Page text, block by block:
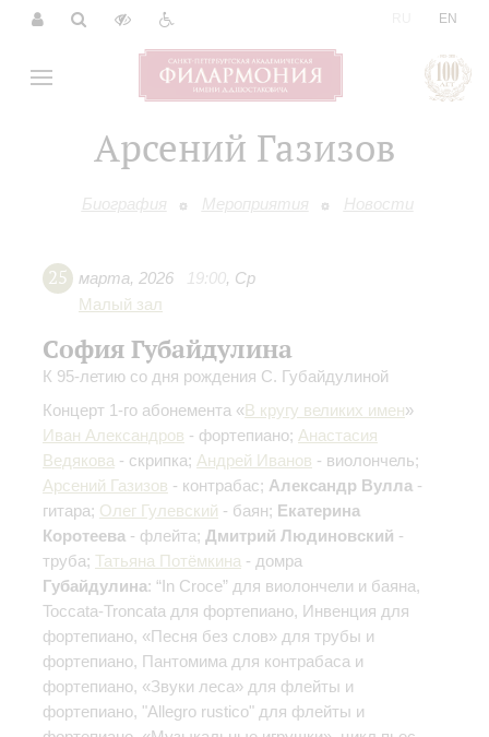
EN
Арсений Газизов
Биография Мероприятия Новости
25 марта, 2026 19:00, Ср
Малый зал
София Губайдулина
К 95-летию со дня рождения С. Губайдулиной
Концерт 1-го абонемента «В кругу великих имен»
Иван Александров - фортепиано; Анастасия
Ведякова - скрипка; Андрей Иванов - виолончель;
Арсений Газизов - контрабас; Александр Вулла -
гитара; Олег Гулевский - баян; Екатерина
Коротеева - флейта; Дмитрий Людиновский -
труба; Татьяна Потёмкина - домра
Губайдулина: “In Croce” для виолончели и баяна,
Toccata-Troncata для фортепиано, Инвенция для
фортепиано, «Песня без слов» для трубы и
фортепиано, Пантомима для контрабаса и
фортепиано, «Звуки леса» для флейты и
фортепиано, "Allegro rustico" для флейты и